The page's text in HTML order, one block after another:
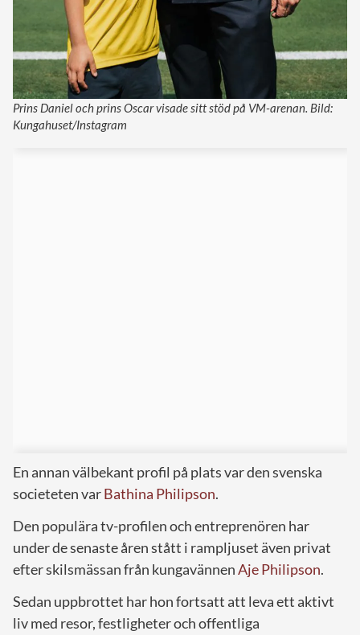
Prins Daniel och prins Oscar visade sitt stöd på VM-arenan. Bild:
Kungahuset/Instagram
En annan välbekant profil på plats var den svenska
societeten varBathina Philipson.
Den populära tv-profilen och entreprenören har
under de senaste åren stått i rampljuset även privat
efter skilsmässan från kungavännenAje Philipson.
Sedan uppbrottet har hon fortsatt att leva ett aktivt
liv med resor, festligheter och offentliga